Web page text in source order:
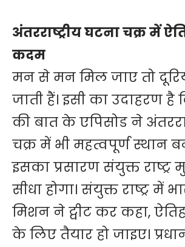
अंतरराष्ट्रीय घटना चक्र में
कदम
मन से मन मिल जाए तो
जाती हैं। इसी का उदाहरण
की बात के एपिसोड ने
चक्र में भी महत्वपूर्ण स्थान
इसका प्रसारण संयुक्त
सीधा होगा। संयुक्त राष्ट्र में
मिशन ने ट्वीट कर कहा,
के लिए तैयार हो जाइए।